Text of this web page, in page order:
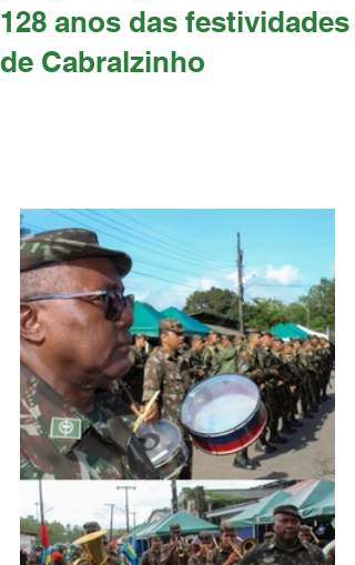
128 anos das festividades
de Cabralzinho